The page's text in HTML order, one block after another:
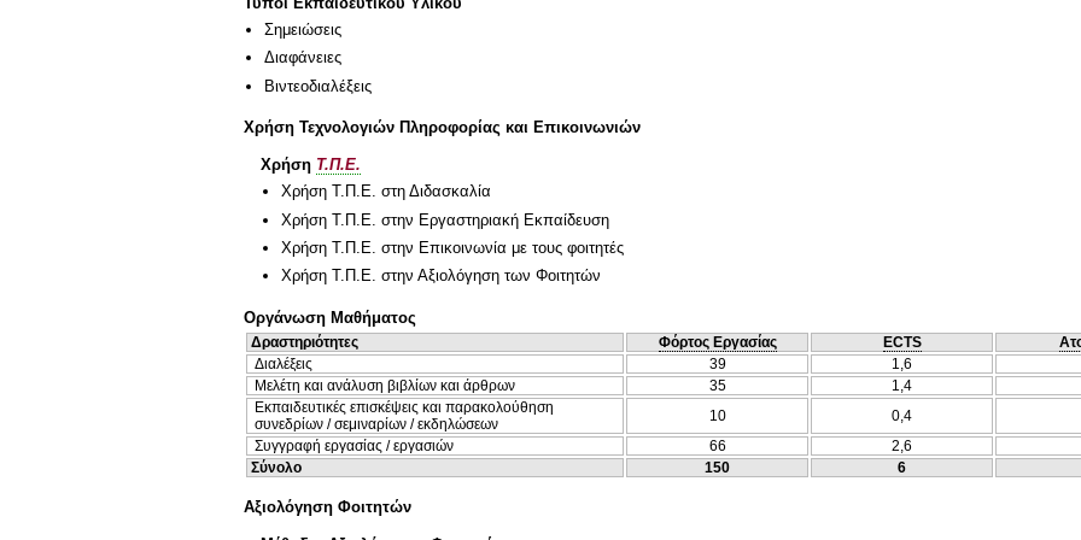
Σημειώσεις
Διαφάνειες
Βιντεοδιαλέξεις
Χρήση Τεχνολογιών Πληροφορίας και Επικοινωνιών
Χρήση Τ.Π.Ε.
Χρήση Τ.Π.Ε. στη Διδασκαλία
Χρήση Τ.Π.Ε. στην Εργαστηριακή Εκπαίδευση
Χρήση Τ.Π.Ε. στην Επικοινωνία με τους φοιτητές
Χρήση Τ.Π.Ε. στην Αξιολόγηση των Φοιτητών
Οργάνωση Μαθήματος
Δραστηριότητες Φόρτος Εργασίας ECTS
Διαλέξεις
39
1,6
Μελέτη και ανάλυση βιβλίων και άρθρων
35
1,4
Εκπαιδευτικές επισκέψεις και παρακολούθηση
συνεδρίων / σεμιναρίων / εκδηλώσεων
10
0,4
Συγγραφή εργασίας / εργασιών
66
2,6
Σύνολο
150 6
Αξιολόγηση Φοιτητών